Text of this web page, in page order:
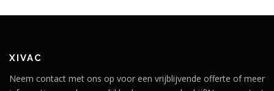
XIVAC
Neem contact met ons op voor een vrijblijvende offerte of meer